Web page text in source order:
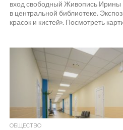
вход свободный Живопись
в центральной библиотеке.
красок и кистей». Посмотреть
ОБЩЕСТВО